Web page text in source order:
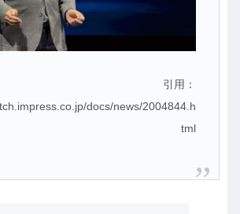
引用：
docs/news/2004844.h
tml